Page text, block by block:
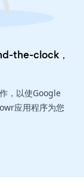
the-clock，
，以使Google
应用程序为您